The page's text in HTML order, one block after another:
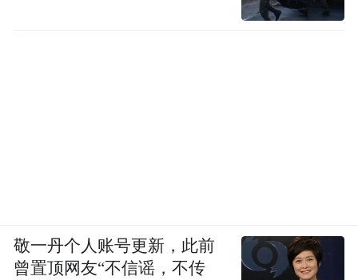
敬一丹个人账号更新，此前
曾置顶网友“不信谣，不传